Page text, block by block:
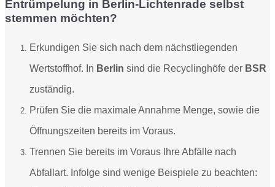
Entrümpelung in Berlin-Lichtenrade selbst
stemmen möchten?
Erkundigen Sie sich nach dem nächstliegenden
Wertstoffhof. In Berlin sind die Recyclinghöfe der BSR
zuständig.
Prüfen Sie die maximale Annahme Menge, sowie die
Öffnungszeiten bereits im Voraus.
Trennen Sie bereits im Voraus Ihre Abfälle nach
Abfallart. Infolge sind wenige Beispiele zu beachten: